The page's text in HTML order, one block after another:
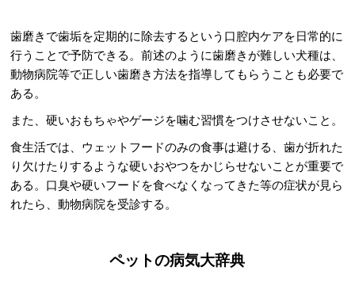
歯磨きで歯垢を定期的に除去するという口腔内ケアを日常的に
行うことで予防できる。前述のように歯磨きが難しい犬種は、
動物病院等で正しい歯磨き方法を指導してもらうことも必要で
ある。
また、硬いおもちゃやゲージを噛む習慣をつけさせないこと。
食生活では、ウェットフードのみの食事は避ける、歯が折れた
り欠けたりするような硬いおやつをかじらせないことが重要で
ある。口臭や硬いフードを食べなくなってきた等の症状が見ら
れたら、動物病院を受診する。
ペットの病気大辞典